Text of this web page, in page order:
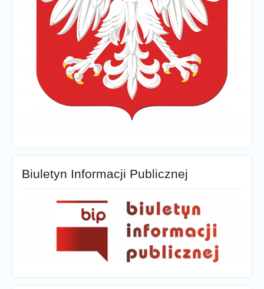
Biuletyn Informacji Publicznej